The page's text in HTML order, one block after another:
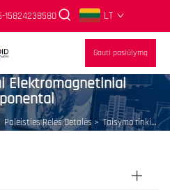
15824238580 LT
Gauti pasiūlymą
Elektromagnetiniai
Paleisties Relės Detalės>Taisymo rinkiniai Elektromagnetiniai komponentai